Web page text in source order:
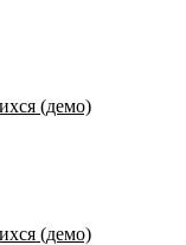
(демо)
(демо)